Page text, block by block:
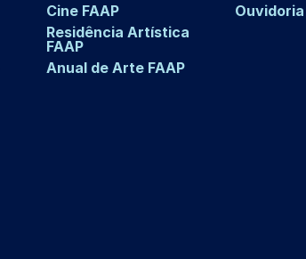
Cine FAAP
Residência Artística
FAAP
Anual de Arte FAAP
Ouvidoria